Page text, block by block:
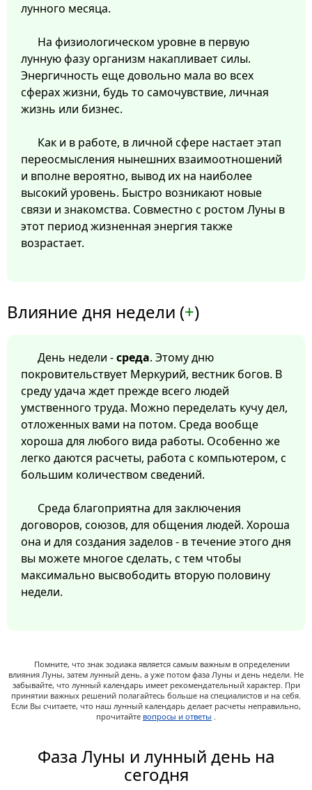
лунного месяца.
На физиологическом уровне в первую
лунную фазу организм накапливает силы.
Энергичность еще довольно мала во всех
сферах жизни, будь то самочувствие, личная
жизнь или бизнес.
Как и в работе, в личной сфере настает этап
переосмысления нынешних взаимоотношений
и вполне вероятно, вывод их на наиболее
высокий уровень. Быстро возникают новые
связи и знакомства. Совместно с ростом Луны в
этот период жизненная энергия также
возрастает.
Влияние дня недели (+)
День недели -среда. Этому дню
покровительствует Меркурий, вестник богов. В
среду удача ждет прежде всего людей
умственного труда. Можно переделать кучу дел,
отложенных вами на потом. Среда вообще
хороша для любого вида работы. Особенно же
легко даются расчеты, работа с компьютером, с
большим количеством сведений.
Среда благоприятна для заключения
договоров, союзов, для общения людей. Хороша
она и для создания заделов - в течение этого дня
вы можете многое сделать, с тем чтобы
максимально высвободить вторую половину
недели.
Помните, что знак зодиака является самым важным в определении
влияния Луны, затем лунный день, а уже потом фаза Луны и день недели. Не
забывайте, что лунный календарь имеет рекомендательный характер. При
принятии важных решений полагайтесь больше на специалистов и на себя.
Если Вы считаете, что наш лунный календарь делает расчеты неправильно,
прочитайте вопросы и ответы .
Фаза Луны и лунный день на
сегодня